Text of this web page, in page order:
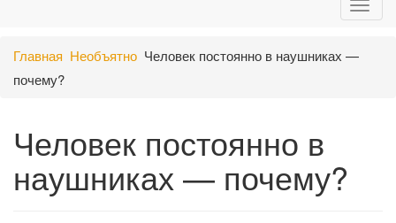
Главная Необъятно Человек постоянно в наушниках —
почему?
Человек постоянно в
наушниках — почему?